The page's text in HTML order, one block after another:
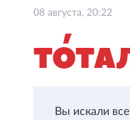
08 августа, 20:22
Вы искали